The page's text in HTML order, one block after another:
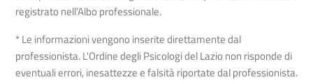
registrato nell’Albo professionale.
* Le informazioni vengono inserite direttamente dal
professionista. L'Ordine degli Psicologi del Lazio non risponde di
eventuali errori, inesattezze e falsità riportate dal professionista.